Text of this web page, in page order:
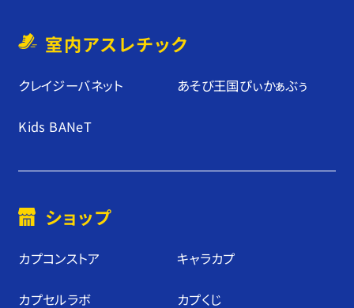
室内アスレチック
クレイジーバネット あそび王国ぴぃかぁぶぅ
Kids BANeT
ショップ
カプコンストア キャラカプ
カプセルラボ カプくじ